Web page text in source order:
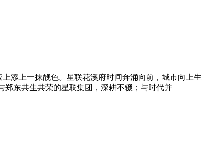
添上一抹靓色。星联花溪府时间奔涌向前，城市向上生
郑东共生共荣的星联集团，深耕不辍；与时代并